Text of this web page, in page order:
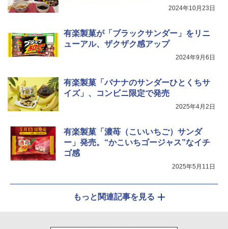
2024年10月23日
有楽製菓が「ブラックサンダー」をリニ
ューアル、ザクザク感アップ
2024年9月6日
有楽製菓「バナナのサンダーひとくちサ
イズ」、コンビニ限定で発売
2025年4月2日
有楽製菓「濃苺（こいいちご）サンダ
ー」発売。“かこいちゴージャス”なイチ
ゴ感
2025年5月11日
もっと関連記事を見る